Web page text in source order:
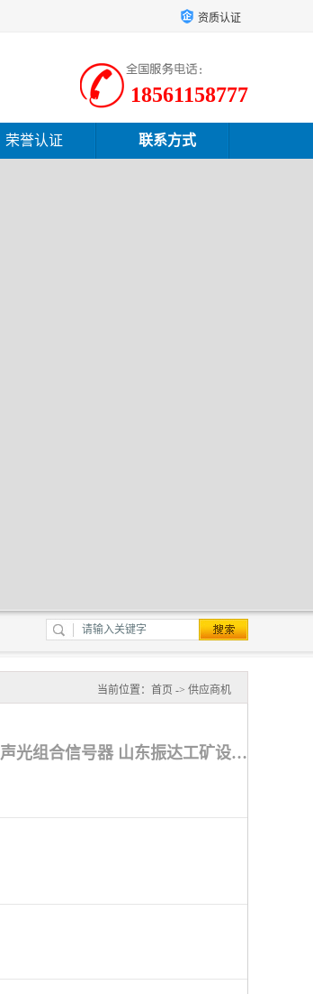
资质认证
18561158777
荣誉认证 联系方式
当前位置： 首页 -> 供应商机
矿用声光组合信号器价格 常德矿用声光组合信号器 山东振达工矿设备有限公司